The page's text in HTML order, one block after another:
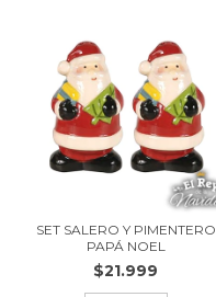
SET SALERO Y PIMENTERO
PAPÁ NOEL
$21.999